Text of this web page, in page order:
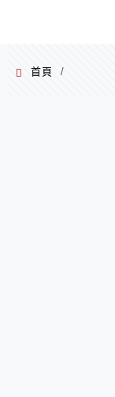
首頁 /